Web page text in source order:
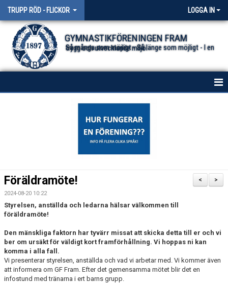
TRUPP RÖD - FLICKOR LOGGA IN
GYMNASTIKFÖRENINGEN FRAM
Så många som möjligt - Så länge som möjligt - I en trygg och utvecklande miljö.
>
<
Föräldramöte!
2024-08-20 10:22
Styrelsen, anställda och ledarna hälsar välkommen till
föräldramöte!
Den mänskliga faktorn har tyvärr missat att skicka detta till er och vi
ber om ursäkt för väldigt kort framförhållning. Vi hoppas ni kan
komma i alla fall.
Vi presenterar styrelsen, anställda och vad vi arbetar med. Vi kommer även
att informera om GF Fram. Efter det gemensamma mötet blir det en
infostund med tränarna i ert barns grupp.